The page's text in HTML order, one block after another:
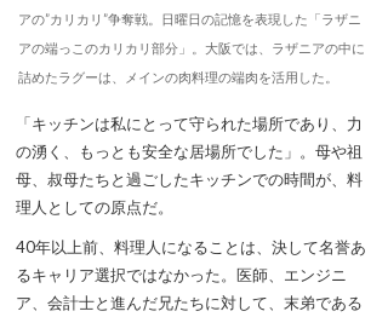
アの”カリカリ”争奪戦。日曜日の記憶を表現した「ラザニ
アの端っこのカリカリ部分」。大阪では、ラザニアの中に
詰めたラグーは、メインの肉料理の端肉を活用した。
「キッチンは私にとって守られた場所であり、力
の湧く、もっとも安全な居場所でした」。母や祖
母、叔母たちと過ごしたキッチンでの時間が、料
理人としての原点だ。
40年以上前、料理人になることは、決して名誉あ
るキャリア選択ではなかった。医師、エンジニ
ア、会計士と進んだ兄たちに対して、末弟である